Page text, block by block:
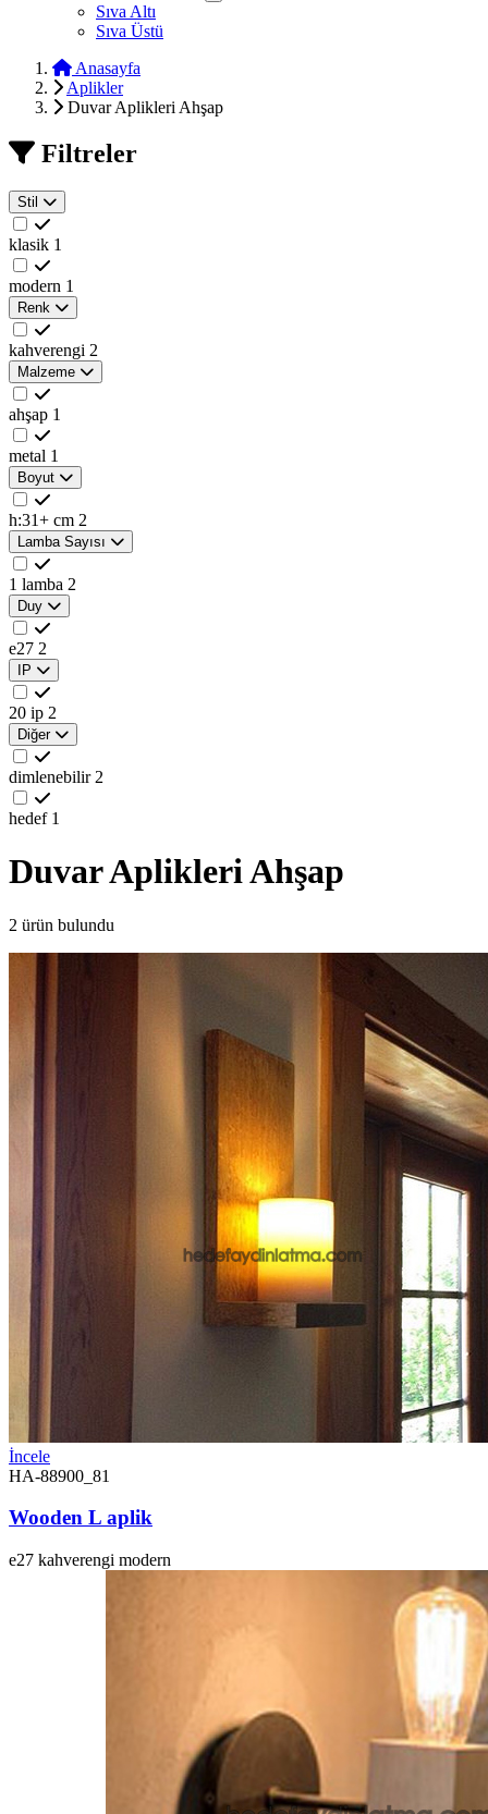
Sıva Altı
Sıva Üstü
Anasayfa
Aplikler
Duvar Aplikleri Ahşap
Filtreler
Stil
klasik 1
modern 1
Renk
kahverengi 2
Malzeme
ahşap 1
metal 1
Boyut
h:31+ cm 2
Lamba Sayısı
1 lamba 2
Duy
e27 2
IP
20 ip 2
Diğer
dimlenebilir 2
hedef 1
Duvar Aplikleri Ahşap
2 ürün bulundu
İncele
HA-88900_81
Wooden L aplik
e27 kahverengi modern